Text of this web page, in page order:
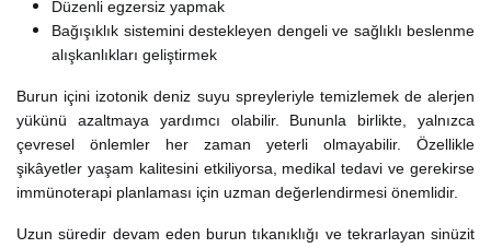
Düzenli egzersiz yapmak
Bağışıklık sistemini destekleyen dengeli ve sağlıklı beslenme
alışkanlıkları geliştirmek
Burun içini izotonik deniz suyu spreyleriyle temizlemek de alerjen
yükünü azaltmaya yardımcı olabilir. Bununla birlikte, yalnızca
çevresel önlemler her zaman yeterli olmayabilir. Özellikle
şikâyetler yaşam kalitesini etkiliyorsa, medikal tedavi ve gerekirse
immünoterapi planlaması için uzman değerlendirmesi önemlidir.
Uzun süredir devam eden burun tıkanıklığı ve tekrarlayan sinüzit